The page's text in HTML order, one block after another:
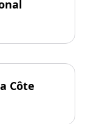
Côte